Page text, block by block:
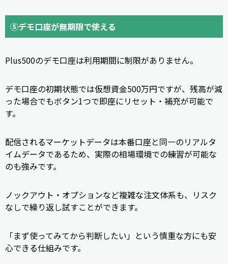
⑤デモ口座が無期限で使える
Plus500のデモ口座は利用期間に制限がありません。
デモ口座の初期状態では仮想資金500万円ですが、残高が減
った場合でもボタン1つで即座にリセット・補充が可能で
す。
配信されるマーケットデータは本番口座と同一のリアルタ
イムデータであるため、実際の相場環境での練習が可能な
のも強みです。
ノックアウト・オプションなど複雑な注文体系も、リスク
なしで繰り返し試すことができます。
「まず使ってみてから判断したい」という慎重な方にも安
心できる仕組みです。